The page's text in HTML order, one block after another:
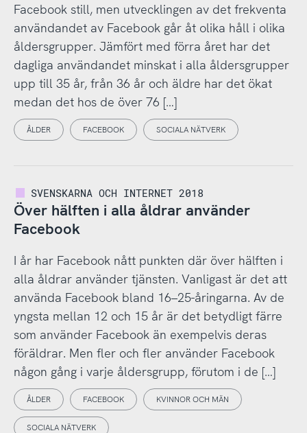
Facebook still, men utvecklingen av det frekventa
användandet av Facebook går åt olika håll i olika
åldersgrupper. Jämfört med förra året har det
dagliga användandet minskat i alla åldersgrupper
upp till 35 år, från 36 år och äldre har det ökat
medan det hos de över 76 […]
ÅLDER FACEBOOK SOCIALA NÄTVERK
SVENSKARNA OCH INTERNET 2018
Över hälften i alla åldrar använder
Facebook
I år har Facebook nått punkten där över hälften i
alla åldrar använder tjänsten. Vanligast är det att
använda Facebook bland 16–25-åringarna. Av de
yngsta mellan 12 och 15 år är det betydligt färre
som använder Facebook än exempelvis deras
föräldrar. Men fler och fler använder Facebook
någon gång i varje åldersgrupp, förutom i de […]
ÅLDER FACEBOOK KVINNOR OCH MÄN
SOCIALA NÄTVERK